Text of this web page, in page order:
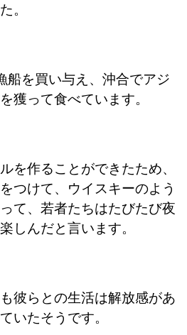
。
船を買い与え、沖合でアジ
獲って食べています。
を作ることができたため、
つけて、ウイスキーのよう
て、若者たちはたびたび夜
しんだと言います。
彼らとの生活は解放感があ
いたそうです。